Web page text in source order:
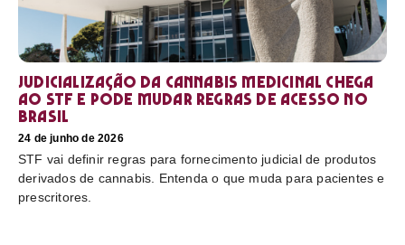
Judicialização da cannabis medicinal chega
ao STF e pode mudar regras de acesso no
Brasil
24 de junho de 2026
STF vai definir regras para fornecimento judicial de produtos
derivados de cannabis. Entenda o que muda para pacientes e
prescritores.